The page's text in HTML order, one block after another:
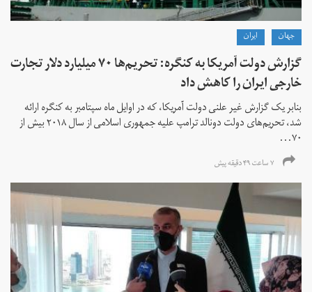
جهان ايران
گزارش دولت آمریکا به کنگره: تحریم‌ها ۷۰ میلیارد دلار تجارت
خارجی ایران را کاهش داد
بنابر یک گزارش غیر علنی دولت آمریکا، که در اوایل ماه سپتامبر به کنگره ارائه
شد، تحریم‌های دولت دونالد ترامپ علیه جمهوری اسلامی از سال ۲۰۱۸ بیش از
۷۰...
۷ ساعت ۴۹ دقیقه پیش